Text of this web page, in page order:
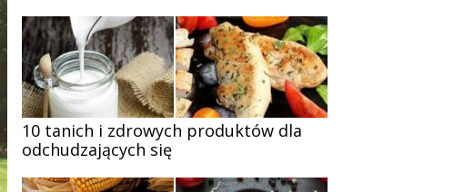
10 tanich i zdrowych produktów dla
odchudzających się